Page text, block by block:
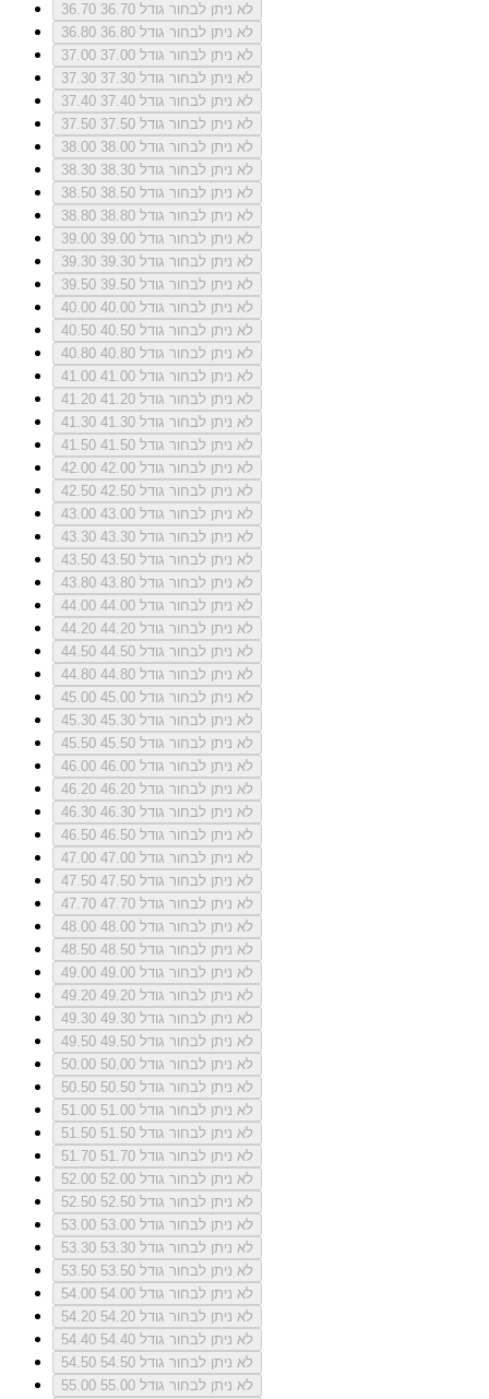
36.70
לא ניתן לבחור גודל 36.70
36.80
לא ניתן לבחור גודל 36.80
37.00
לא ניתן לבחור גודל 37.00
37.30
לא ניתן לבחור גודל 37.30
37.40
לא ניתן לבחור גודל 37.40
37.50
לא ניתן לבחור גודל 37.50
38.00
לא ניתן לבחור גודל 38.00
38.30
לא ניתן לבחור גודל 38.30
38.50
לא ניתן לבחור גודל 38.50
38.80
לא ניתן לבחור גודל 38.80
39.00
לא ניתן לבחור גודל 39.00
39.30
לא ניתן לבחור גודל 39.30
39.50
לא ניתן לבחור גודל 39.50
40.00
לא ניתן לבחור גודל 40.00
40.50
לא ניתן לבחור גודל 40.50
40.80
לא ניתן לבחור גודל 40.80
41.00
לא ניתן לבחור גודל 41.00
41.20
לא ניתן לבחור גודל 41.20
41.30
לא ניתן לבחור גודל 41.30
41.50
לא ניתן לבחור גודל 41.50
42.00
לא ניתן לבחור גודל 42.00
42.50
לא ניתן לבחור גודל 42.50
43.00
לא ניתן לבחור גודל 43.00
43.30
לא ניתן לבחור גודל 43.30
43.50
לא ניתן לבחור גודל 43.50
43.80
לא ניתן לבחור גודל 43.80
44.00
לא ניתן לבחור גודל 44.00
44.20
לא ניתן לבחור גודל 44.20
44.50
לא ניתן לבחור גודל 44.50
44.80
לא ניתן לבחור גודל 44.80
45.00
לא ניתן לבחור גודל 45.00
45.30
לא ניתן לבחור גודל 45.30
45.50
לא ניתן לבחור גודל 45.50
46.00
לא ניתן לבחור גודל 46.00
46.20
לא ניתן לבחור גודל 46.20
46.30
לא ניתן לבחור גודל 46.30
46.50
לא ניתן לבחור גודל 46.50
47.00
לא ניתן לבחור גודל 47.00
47.50
לא ניתן לבחור גודל 47.50
47.70
לא ניתן לבחור גודל 47.70
48.00
לא ניתן לבחור גודל 48.00
48.50
לא ניתן לבחור גודל 48.50
49.00
לא ניתן לבחור גודל 49.00
49.20
לא ניתן לבחור גודל 49.20
49.30
לא ניתן לבחור גודל 49.30
49.50
לא ניתן לבחור גודל 49.50
50.00
לא ניתן לבחור גודל 50.00
50.50
לא ניתן לבחור גודל 50.50
51.00
לא ניתן לבחור גודל 51.00
51.50
לא ניתן לבחור גודל 51.50
51.70
לא ניתן לבחור גודל 51.70
52.00
לא ניתן לבחור גודל 52.00
52.50
לא ניתן לבחור גודל 52.50
53.00
לא ניתן לבחור גודל 53.00
53.30
לא ניתן לבחור גודל 53.30
53.50
לא ניתן לבחור גודל 53.50
54.00
לא ניתן לבחור גודל 54.00
54.20
לא ניתן לבחור גודל 54.20
54.40
לא ניתן לבחור גודל 54.40
54.50
לא ניתן לבחור גודל 54.50
55.00
לא ניתן לבחור גודל 55.00